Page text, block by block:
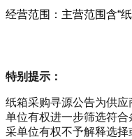
经营范围：主营范围含“纸
特别提示：
纸箱采购寻源公告为供
单位有权进一步筛选符
采单位有权不予解释选